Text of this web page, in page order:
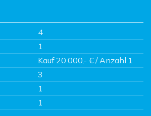
4
1
Kauf 20.000,- € / Anzahl 1
3
1
1